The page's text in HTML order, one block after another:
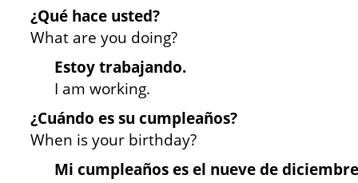
¿Qué hace usted?
What are you doing?
Estoy trabajando.
I am working.
¿Cuándo es su cumpleaños?
When is your birthday?
Mi cumpleaños es el nueve de